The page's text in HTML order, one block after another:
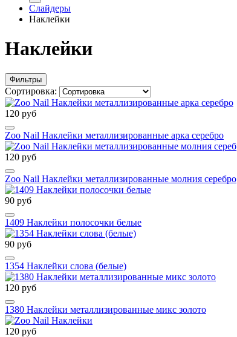
Слайдеры
Наклейки
Наклейки
Фильтры
Сортировка:
120 руб
Zoo Nail Наклейки металлизированные арка серебро
120 руб
Zoo Nail Наклейки металлизированные молния серебро
90 руб
1409 Наклейки полосочки белые
90 руб
1354 Наклейки слова (белые)
120 руб
1380 Наклейки металлизированные микс золото
120 руб